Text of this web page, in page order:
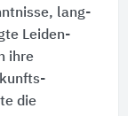
lang­
Leiden­
ihre
die